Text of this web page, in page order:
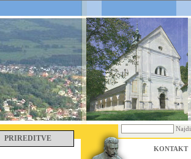
Najdi
PRIREDITVE
KONTAKT